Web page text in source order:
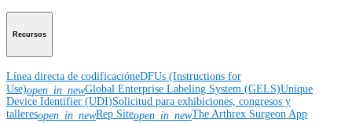
Recursos
Línea directa de codificacióneDFUs (Instructions for
Use)open_in_newGlobal Enterprise Labeling System (GELS)Unique
Device Identifier (UDI)Solicitud para exhibiciones, congresos y
talleresopen_in_newRep Siteopen_in_newThe Arthrex Surgeon App